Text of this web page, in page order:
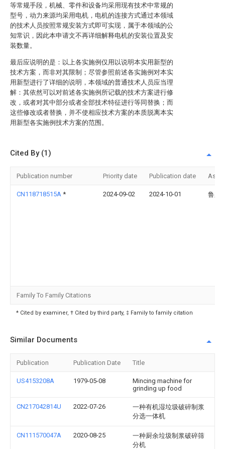
等常规手段，机械、零件和设备均采用现有技术中常规的
型号，动力来源均采用电机，电机的连接方式通过本领域
的技术人员按照常规安装方式即可实现，属于本领域的公
知常识，因此本申请文不再详细解释电机的安装位置及安
装数量。
最后应说明的是：以上各实施例仅用以说明本实用新型的
技术方案，而非对其限制；尽管参照前述各实施例对本实
用新型进行了详细的说明，本领域的普通技术人员应当理
解：其依然可以对前述各实施例所记载的技术方案进行修
改，或者对其中部分或者全部技术特征进行等同替换；而
这些修改或者替换，并不使相应技术方案的本质脱离本实
用新型各实施例技术方案的范围。
Cited By (1)
Publication number Priority date Publication date
CN118718515A * 2024-09-02 2024-10-01 鲁东
Family To Family Citations
* Cited by examiner, † Cited by third party, ‡ Family to family citation
Similar Documents
Publication Publication Date Title
US4153208A 1979-05-08
Mincing machine for
grinding up food
CN217042814U 2022-07-26
一种有机湿垃圾破碎制浆
分选一体机
CN111570047A 2020-08-25
一种厨余垃圾制浆破碎筛
分机